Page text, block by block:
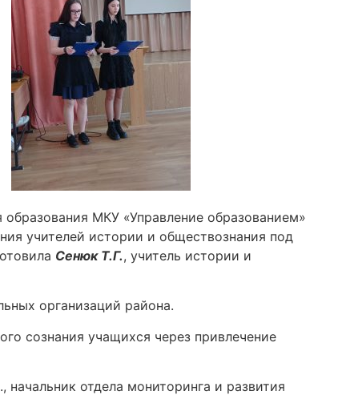
МКУ «Управление образованием»
учителей истории и обществознания под
Сенюк Т.Г., учитель истории и
организаций района.
сознания учащихся через привлечение
отдела мониторинга и развития